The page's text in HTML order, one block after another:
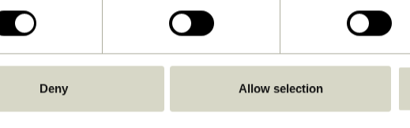
Deny Allow selection